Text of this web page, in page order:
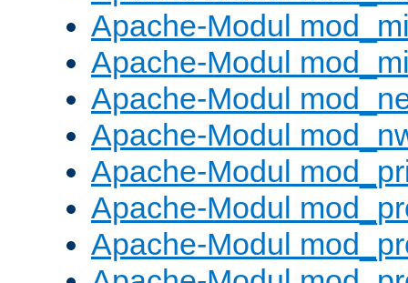
Apache-Modul
Apache-Modul
Apache-Modul
Apache-Modul
Apache-Modul
Apache-Modul
Apache-Modul